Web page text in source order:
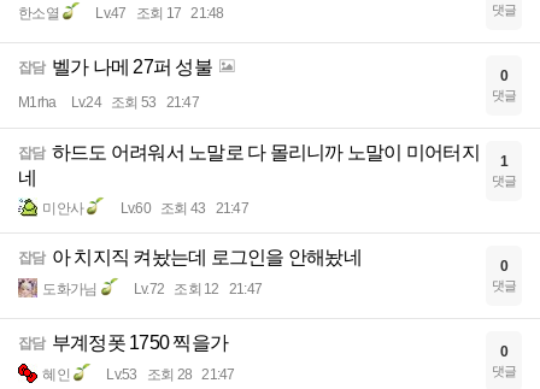
한소열 Lv.47 조회 17 21:48 댓글
잡담 벨가 나메 27퍼 성불
M1rha Lv.24 조회 53 21:47
0
댓글
잡담 하드도 어려워서 노말로 다 몰리니까 노말이 미어터지
네
미안사 Lv.60 조회 43 21:47
1
댓글
잡담 아 치지직 켜놨는데 로그인을 안해놨네
도화가님 Lv.72 조회 12 21:47
0
댓글
잡담 부계정폿 1750 찍을가
혜인 Lv.53 조회 28 21:47
0
댓글